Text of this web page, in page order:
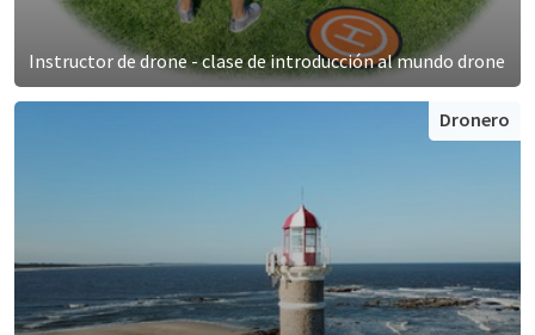
Instructor de drone - clase de introducción al mundo drone
Dronero